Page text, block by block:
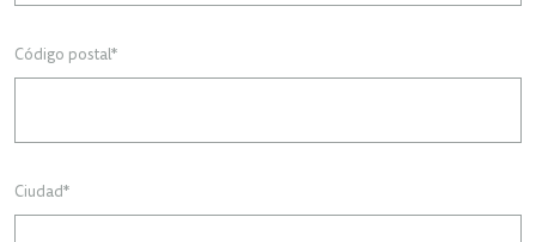
Código postal*
Ciudad*